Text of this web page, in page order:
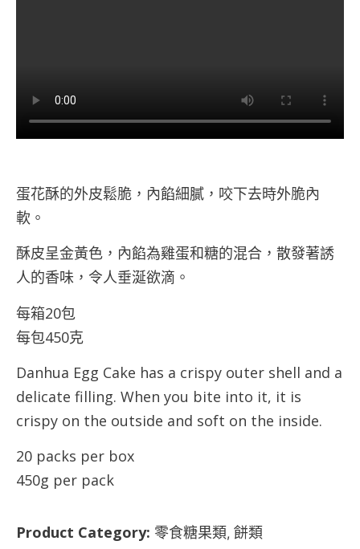
蛋花酥的外皮鬆脆，內餡細膩，咬下去時外脆內
軟。
酥皮呈金黃色，內餡為雞蛋和糖的混合，散發著誘
人的香味，令人垂涎欲滴。
每箱20包
每包450克
Danhua Egg Cake has a crispy outer shell and a
delicate filling. When you bite into it, it is
crispy on the outside and soft on the inside.
20 packs per box
450g per pack
Product Category: 零食糖果類, 餅類